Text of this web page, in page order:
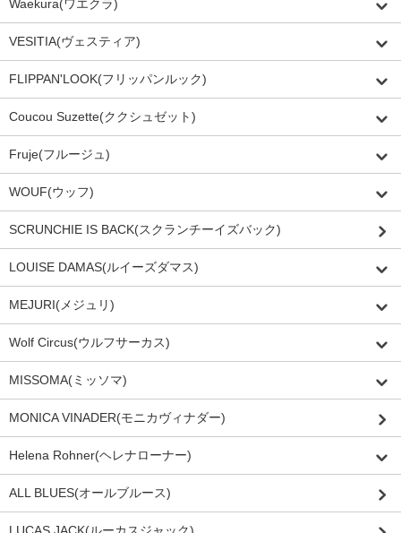
Waekura(ワエクラ)
VESITIA(ヴェスティア)
FLIPPAN'LOOK(フリッパンルック)
Coucou Suzette(ククシュゼット)
Fruje(フルージュ)
WOUF(ウッフ)
SCRUNCHIE IS BACK(スクランチーイズバック)
LOUISE DAMAS(ルイーズダマス)
MEJURI(メジュリ)
Wolf Circus(ウルフサーカス)
MISSOMA(ミッソマ)
MONICA VINADER(モニカヴィナダー)
Helena Rohner(ヘレナローナー)
ALL BLUES(オールブルース)